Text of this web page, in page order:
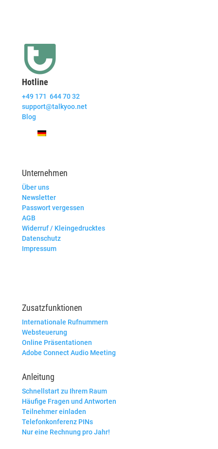
Hotline
+49 171 644 70 32
support@talkyoo.net
Blog
Unternehmen
Über uns
Newsletter
Passwort vergessen
AGB
Widerruf / Kleingedrucktes
Datenschutz
Impressum
Zusatzfunktionen
Internationale Rufnummern
Websteuerung
Online Präsentationen
Adobe Connect Audio Meeting
Anleitung
Schnellstart zu Ihrem Raum
Häufige Fragen und Antworten
Teilnehmer einladen
Telefonkonferenz PINs
Nur eine Rechnung pro Jahr!